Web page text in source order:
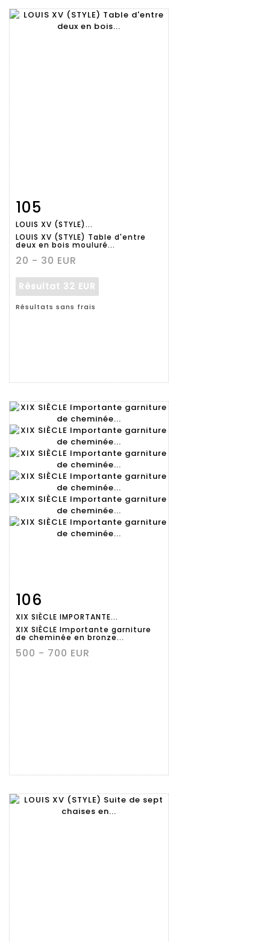
détaillée
105
LOUIS XV (STYLE)...
LOUIS XV (STYLE) Table d'entre
deux en bois mouluré...
20 - 30 EUR
Résultat 32 EUR
Résultats sans frais
Fiche
détaillée
106
XIX SIÈCLE IMPORTANTE...
XIX SIÈCLE Importante garniture
de cheminée en bronze...
500 - 700 EUR